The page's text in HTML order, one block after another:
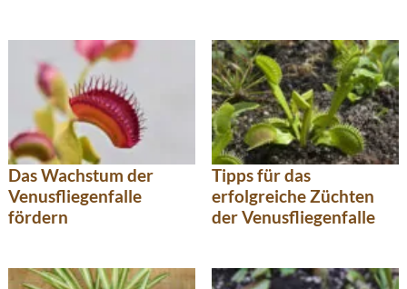
Das Wachstum der
Venusfliegenfalle
fördern
Tipps für das
erfolgreiche Züchten
der Venusfliegenfalle